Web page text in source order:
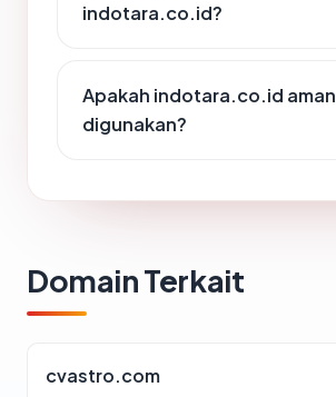
indotara.co.id?
Apakah indotara.co.id aman
digunakan?
Domain Terkait
cvastro.com